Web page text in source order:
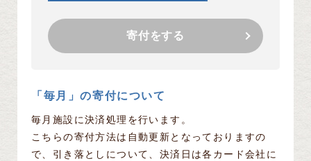
寄付をする
「毎月」の寄付について
毎月施設に決済処理を行います。
こちらの寄付方法は自動更新となっておりますの
で、引き落としについて、決済日は各カード会社に